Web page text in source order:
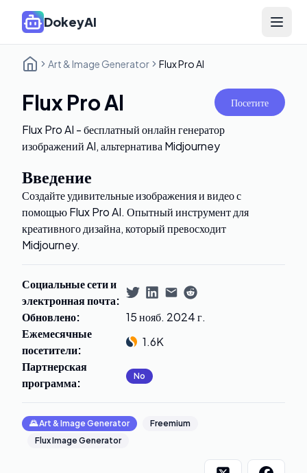
DokeyAI Open
Art & Image Generator Flux Pro AI
Flux Pro AI Посетите
Flux Pro AI - бесплатный онлайн генератор
изображений AI, альтернатива Midjourney
Введение
Создайте удивительные изображения и видео с
помощью Flux Pro AI. Опытный инструмент для
креативного дизайна, который превосходит
Midjourney.
Социальные сети и
электронная почта:
Обновлено:
15 нояб. 2024 г.
Ежемесячные
посетители:
1.6K
Партнерская
программа: No
🌄Art & Image Generator
Freemium
Flux Image Generator